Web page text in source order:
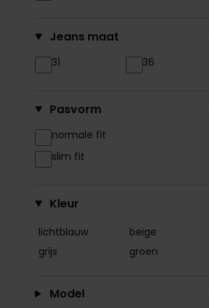
Jeans maat
31 36
Pasvorm
normale fit
slim fit
Kleur
lichtblauw
beige
grijs
groen
Model